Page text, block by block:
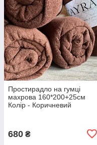
Простирадло на гумці
махрова 160*200+25см
Колір - Коричневий
680 ₴